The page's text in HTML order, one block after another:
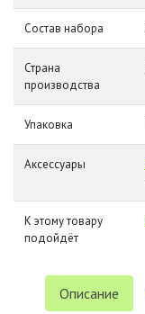
Состав набора
Страна
производства
Упаковка
Аксессуары
К этому товару
подойдёт
Описание